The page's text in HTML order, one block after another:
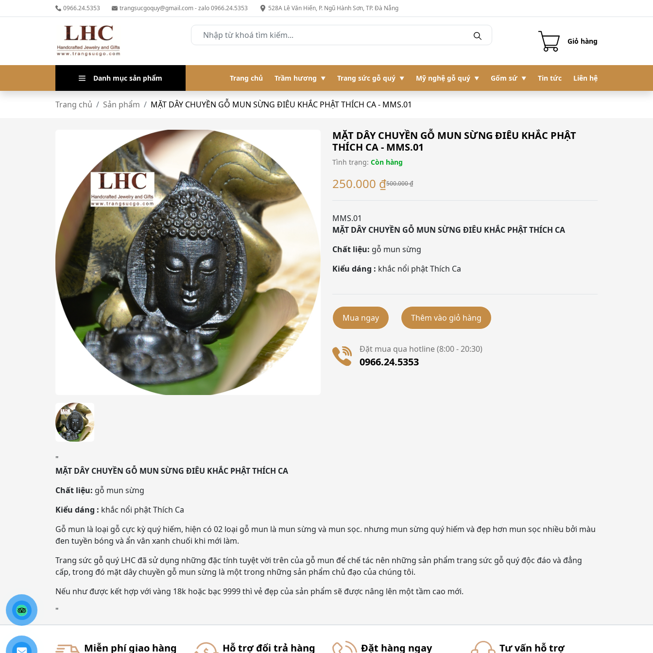
0966.24.5353 trangsucgoquy@gmail.com - zalo 0966.24.5353 528A Lê Văn Hiến, P. Ngũ Hành Sơn, TP. Đà Nẵng
Giỏ hàng
Danh mục sản phẩm Trang chủ Trầm hương Trang sức gỗ quý Mỹ nghệ gỗ quý Gốm sứ Tin tức Liên hệ
Trang chủ Sản phẩm MẶT DÂY CHUYỀN GỖ MUN SỪNG ĐIÊU KHẮC PHẬT THÍCH CA - MMS.01
MẶT DÂY CHUYỀN GỖ MUN SỪNG ĐIÊU KHẮC PHẬT
THÍCH CA - MMS.01
Tình trạng: Còn hàng
250.000 ₫500.000 ₫
MMS.01
MẶT DÂY CHUYỀN GỖ MUN SỪNG ĐIÊU KHẮC PHẬT THÍCH CA
Chất liệu: gỗ mun sừng
Kiểu dáng : khắc nổi phật Thích Ca
Mua ngay Thêm vào giỏ hàng
Đặt mua qua hotline (8:00 - 20:30)
0966.24.5353
"
MẶT DÂY CHUYỀN GỖ MUN SỪNG ĐIÊU KHẮC PHẬT THÍCH CA
Chất liệu: gỗ mun sừng
Kiểu dáng : khắc nổi phật Thích Ca
Gỗ mun là loại gỗ cực kỳ quý hiếm, hiện có 02 loại gỗ mun là mun sừng và mun sọc. nhưng mun sừng quý hiếm và đẹp hơn mun sọc nhiều bởi màu
đen tuyền bóng và ẩn vân xanh chuối khi mới làm.
Trang sức gỗ quý LHC đã sử dụng những đặc tính tuyệt vời trên của gỗ mun để chế tác nên những sản phẩm trang sức gỗ quý độc đáo và đẳng
cấp, trong đó mặt dây chuyền gỗ mun sừng là một trong những sản phẩm chủ đạo của chúng tôi.
Nếu như được kết hợp với vàng 18k hoặc bạc 9999 thì vẻ đẹp của sản phẩm sẽ được nâng lên một tầm cao mới.
"
Miễn phí giao hàng Hỗ trợ đổi trả hàng Đặt hàng ngay Tư vấn hỗ trợ